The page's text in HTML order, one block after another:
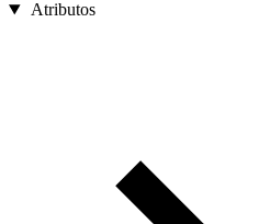
Atributos